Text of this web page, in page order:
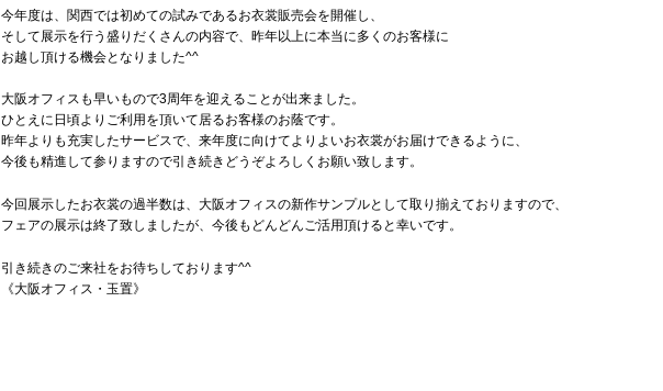
今年度は、関西では初めての試みであるお衣裳販売会を開催し、
そして展示を行う盛りだくさんの内容で、昨年以上に本当に多くのお客様に
お越し頂ける機会となりました^^
大阪オフィスも早いもので3周年を迎えることが出来ました。
ひとえに日頃よりご利用を頂いて居るお客様のお蔭です。
昨年よりも充実したサービスで、来年度に向けてよりよいお衣裳がお届けできるように、
今後も精進して参りますので引き続きどうぞよろしくお願い致します。
今回展示したお衣裳の過半数は、大阪オフィスの新作サンプルとして取り揃えておりますので、
フェアの展示は終了致しましたが、今後もどんどんご活用頂けると幸いです。
引き続きのご来社をお待ちしております^^
《大阪オフィス・玉置》